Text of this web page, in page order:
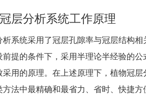
层分析系统工作原理
析系统采用了冠层孔隙率与冠层结构
前提的条件下，采用半理论半经验的
采用的原理。在上述原理下，植物冠
法中最精确和最省力、省时、快捷方